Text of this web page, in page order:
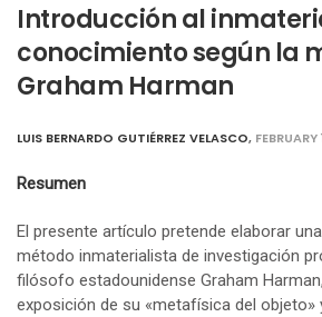
Introducción al
conocimiento según la
Graham Harman
LUIS BERNARDO GUTIÉRREZ VELASCO,
Resumen
El presente artículo pretende elaborar
método inmaterialista de investigación
filósofo estadounidense Graham
exposición de su «metafísica del objeto»